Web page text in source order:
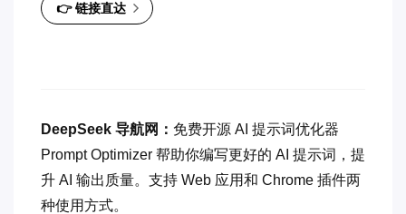
👉 链接直达
DeepSeek 导航网： 免费开源 AI 提示词优化器
Prompt Optimizer 帮助你编写更好的 AI 提示词，提
升 AI 输出质量。支持 Web 应用和 Chrome 插件两
种使用方式。